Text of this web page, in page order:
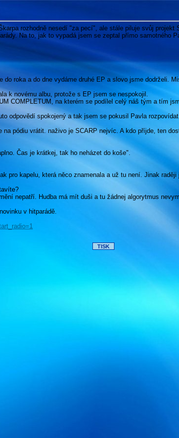
rozhodně nesedí "za pecí", ale stále piluje svůj
Na to, jak to vypadá jsem se zeptal přímo samotného
do roka a do dne vydáme druhé EP a slovo jsme dodrželi.
k novému albu, protože s EP jsem se nespokojil.
COMPLETUM, na kterém se podílel celý náš tým a tím
odpovědí spokojený a tak jsem se pokusil Pavla
pódiu vrátit. naživo je SCARP nejvíc. A kdo příjde, ten
Čas je krátkej, tak ho neházet do koše".
pro kapelu, která něco znamenala a už tu není. Jinak
nepatří. Hudba má mít duši a tu žádnej algorytmus
v hitparádě.